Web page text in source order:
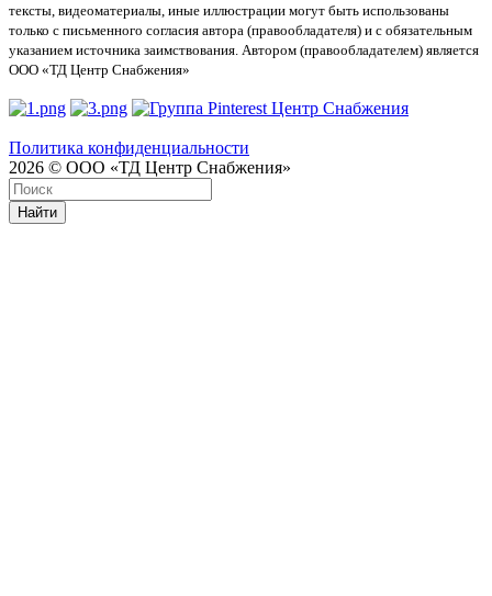
тексты, видеоматериалы, иные иллюстрации могут быть использованы
только с письменного согласия автора (правообладателя) и с обязательным
указанием источника заимствования. Автором (правообладателем) является
ООО «ТД Центр Снабжения»
Политика конфиденциальности
2026 © ООО «ТД Центр Снабжения»
Найти